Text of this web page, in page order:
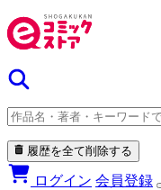
履歴を全て削除する
ログイン 会員登録